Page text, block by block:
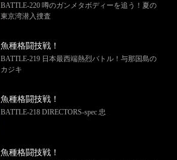
BATTLE-220 噂のガンメタボディーを追う！夏の
東京湾潜入捜査
魚種格闘技戦！
BATTLE-219 日本最西端熱烈バトル！与那国島の
カジキ
魚種格闘技戦！
BATTLE-218 DIRECTORS‐spec 忠
魚種格闘技戦！